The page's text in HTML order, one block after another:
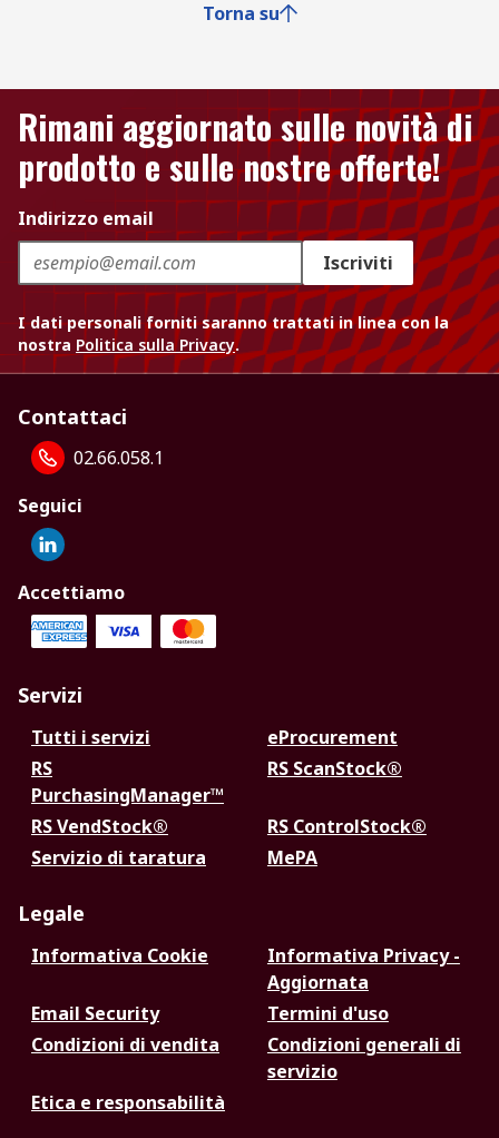
Torna su
Rimani aggiornato sulle novità di
prodotto e sulle nostre offerte!
Indirizzo email
Iscriviti
I dati personali forniti saranno trattati in linea con la
nostra Politica sulla Privacy.
Contattaci
02.66.058.1
Seguici
Accettiamo
Servizi
Tutti i servizi
eProcurement
RS
PurchasingManager™
RS ScanStock®
RS VendStock®
RS ControlStock®
Servizio di taratura
MePA
Legale
Informativa Cookie
Informativa Privacy -
Aggiornata
Email Security
Termini d'uso
Condizioni di vendita
Condizioni generali di
servizio
Etica e responsabilità